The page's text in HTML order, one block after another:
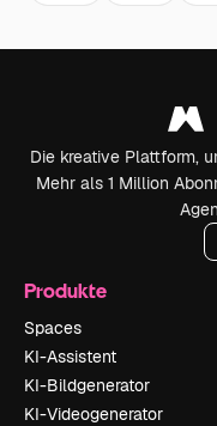
Die kreative Plattform,
Mehr als 1 Million
Produkte
Spaces
KI-Assistent
KI-Bildgenerator
KI-Videogenerator